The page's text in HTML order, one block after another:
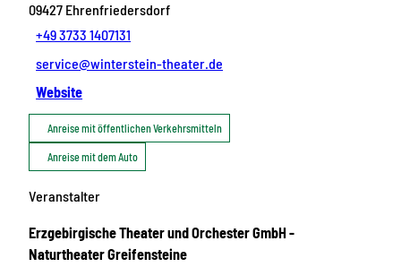
09427 Ehrenfriedersdorf
+49 3733 1407131
service@winterstein-theater.de
Website
Anreise mit öffentlichen Verkehrsmitteln
Anreise mit dem Auto
Veranstalter
Erzgebirgische Theater und Orchester GmbH -
Naturtheater Greifensteine